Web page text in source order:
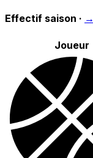
Effectif saison · →
Joueur